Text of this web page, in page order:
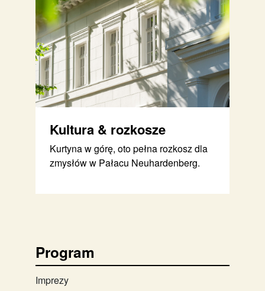
Kultura & rozkosze
Kurtyna w górę, oto pełna rozkosz dla
zmysłów w Pałacu Neuhardenberg.
Program
Imprezy